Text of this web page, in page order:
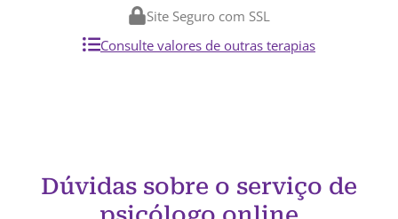
Site Seguro com SSL
Consulte valores de outras terapias
Dúvidas sobre o serviço de